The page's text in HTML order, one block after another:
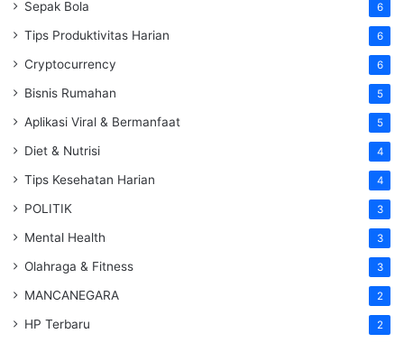
Sepak Bola 6
Tips Produktivitas Harian 6
Cryptocurrency 6
Bisnis Rumahan 5
Aplikasi Viral & Bermanfaat 5
Diet & Nutrisi 4
Tips Kesehatan Harian 4
POLITIK 3
Mental Health 3
Olahraga & Fitness 3
MANCANEGARA 2
HP Terbaru 2